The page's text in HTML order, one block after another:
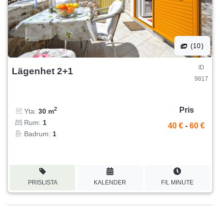
(10)
Lägenhet 2+1
ID
9817
Yta: 30 m2
Rum: 1
Badrum: 1
Pris
40 € - 60 €
PRISLISTA KALENDER F/L MINUTE